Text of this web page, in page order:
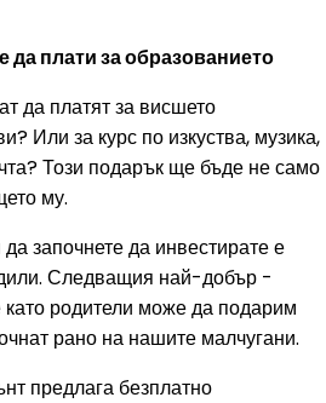
плати за образованието
да платят за висшето
Или за курс по изкуства, музика,
Този подарък ще бъде не само
му.
започнете да инвестирате е
Следващия най-добър -
родители може да подарим
рано на нашите малчугани.
предлага безплатно